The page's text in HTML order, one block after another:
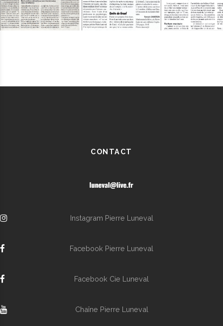
CONTACT
Instagram Pierre Luneval
Facebook Pierre Luneval
Facebook Cie Luneval
Chaîne Pierre Luneval